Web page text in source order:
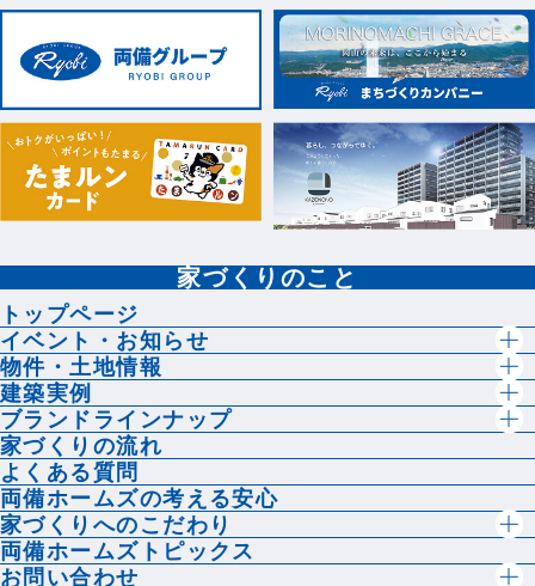
家づくりのこと
トップページ
イベント・お知らせ
物件・土地情報
建築実例
ブランドラインナップ
家づくりの流れ
よくある質問
両備ホームズの考える安心
家づくりへのこだわり
両備ホームズトピックス
お問い合わせ